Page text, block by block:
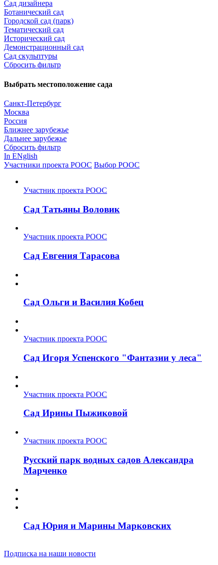
Сад дизайнера
Ботанический сад
Городской сад (парк)
Тематический сад
Исторический сад
Демонстрационный сад
Сад скульптуры
Сбросить фильтр
Выбрать местоположение сада
Санкт-Петербург
Москва
Россия
Ближнее зарубежье
Дальнее зарубежье
Сбросить фильтр
In ENglish
Участники проекта РООС Выбор РООС
Участник проекта РООС
Сад Татьяны Воловик
Участник проекта РООС
Сад Евгения Тарасова
Сад Ольги и Василия Кобец
Участник проекта РООС
Сад Игоря Успенского "Фантазии у леса"
Участник проекта РООС
Сад Ирины Пыжиковой
Участник проекта РООС
Русский парк водных садов Александра
Марченко
Сад Юрия и Марины Марковских
Подписка на наши новости